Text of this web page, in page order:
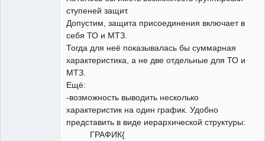
ступеней защит.
Допустим, защита присоединения включает в
себя ТО и МТЗ.
Тогда для неё показывалась бы суммарная
характеристика, а не две отдельные для ТО и
МТЗ.
Ещё:
-возможность выводить несколько
характеристик на один график. Удобно
представить в виде иерархической структуры:
ГРАФИК{